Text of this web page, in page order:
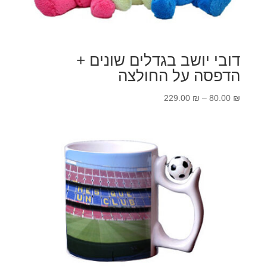
דובי יושב בגדלים שונים +
הדפסה על החולצה
80.00 ₪
–
229.00 ₪
טווח